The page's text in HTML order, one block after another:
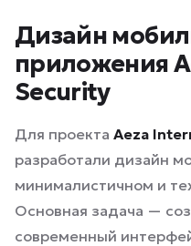
Дизайн
приложения
Security
Для проекта Aeza
разработали дизайн
минималистичном и
Основная задача —
современный